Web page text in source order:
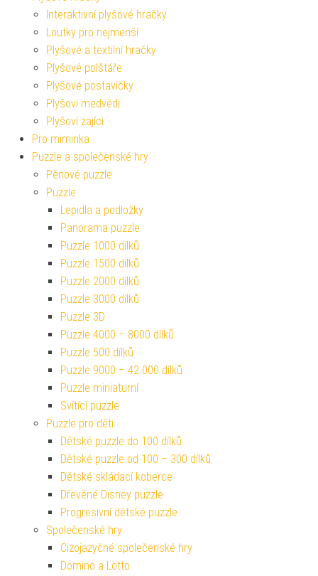
Interaktivní plyšové hračky
Loutky pro nejmenší
Plyšové a textilní hračky
Plyšové polštáře
Plyšové postavičky
Plyšoví medvědi
Plyšoví zajíci
Pro miminka
Puzzle a společenské hry
Pěnové puzzle
Puzzle
Lepidla a podložky
Panorama puzzle
Puzzle 1000 dílků
Puzzle 1500 dílků
Puzzle 2000 dílků
Puzzle 3000 dílků
Puzzle 3D
Puzzle 4000 – 8000 dílků
Puzzle 500 dílků
Puzzle 9000 – 42 000 dílků
Puzzle miniaturní
Svítící puzzle
Puzzle pro děti
Dětské puzzle do 100 dílků
Dětské puzzle od 100 – 300 dílků
Dětské skládací koberce
Dřevěné Disney puzzle
Progresivní dětské puzzle
Společenské hry
Cizojazyčné společenské hry
Domino a Lotto